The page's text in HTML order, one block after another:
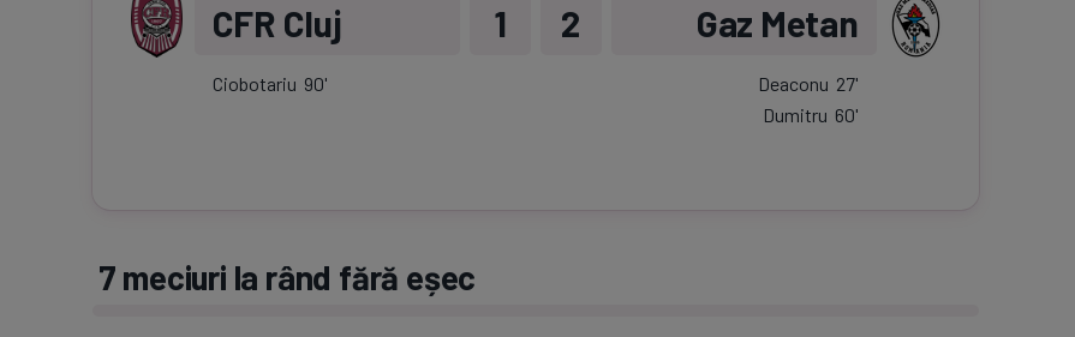
Ciobotariu 90'
CFR Cluj 1 Gaz Metan
2
Deaconu 27'
Dumitru 60'
7 meciuri la rând fără eșec